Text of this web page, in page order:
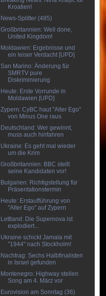
Kroatien!
News-Splitter (485)
Großbritannien: Well done,
United Kingdom!
Moldawien: Ergebnisse und
ein leiser Verdacht [UPD]
San Marino: Änderung für
SMRTV pure
Diskriminierung
Heute: Erste Vorrunde in
Moldawien [UPD]
Zypern: CyBC haut "Alter Ego"
von Minus One raus
Deutschland: Wer gewinnt,
muss auch hinfahren
Ukraine: Es geht mal wieder
um die Krim
Großbritannien: BBC stellt
seine Kandidaten vor!
Bulgarien: Richtigstellung für
Präsentationstermin
Heute: Erstaufführung von
"Alter Ego" auf Zypern
Lettland: Die Supernova ist
explodiert...
Ukraine schickt Jamala mit
"1944" nach Stockholm!
Nachtrag: Sechs Halbfinalisten
in Israel gefunden
Montenegro: Highway stellen
Song am 4. März vor
Eurovision am Sonntag (36)